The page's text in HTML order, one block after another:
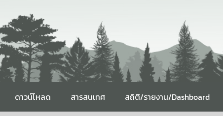
ดาวน์โหลด สารสนเทศ สถิติ/รายงาน/Dashboard